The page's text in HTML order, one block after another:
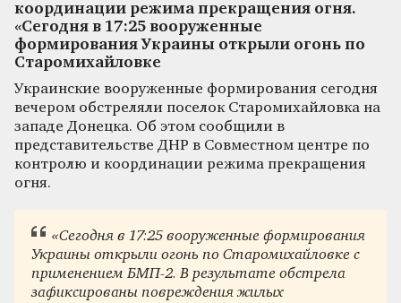
координации режима прекращения огня.
«Сегодня в 17:25 вооруженные
формирования Украины открыли огонь по
Старомихайловке
Украинские вооруженные формирования сегодня
вечером обстреляли поселок Старомихайловка на
западе Донецка. Об этом сообщили в
представительстве ДНР в Совместном центре по
контролю и координации режима прекращения
огня.
«Сегодня в 17:25 вооруженные формирования
Украины открыли огонь по Старомихайловке с
применением БМП-2. В результате обстрела
зафиксированы повреждения жилых